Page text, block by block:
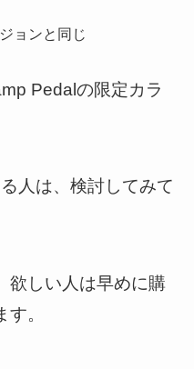
ョンと同じ
Pedalの限定カラ
人は、検討してみて
欲しい人は早めに購
。